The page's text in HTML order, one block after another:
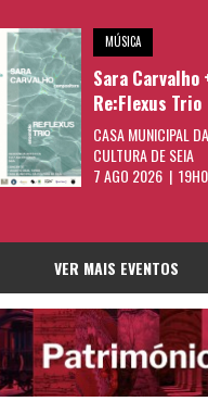
MÚSICA
Sara Carvalho
Re:Flexus Trio
CASA MUNICIPAL DA
CULTURA DE SEIA
7 AGO 2026 |
VER MAIS EVENTOS